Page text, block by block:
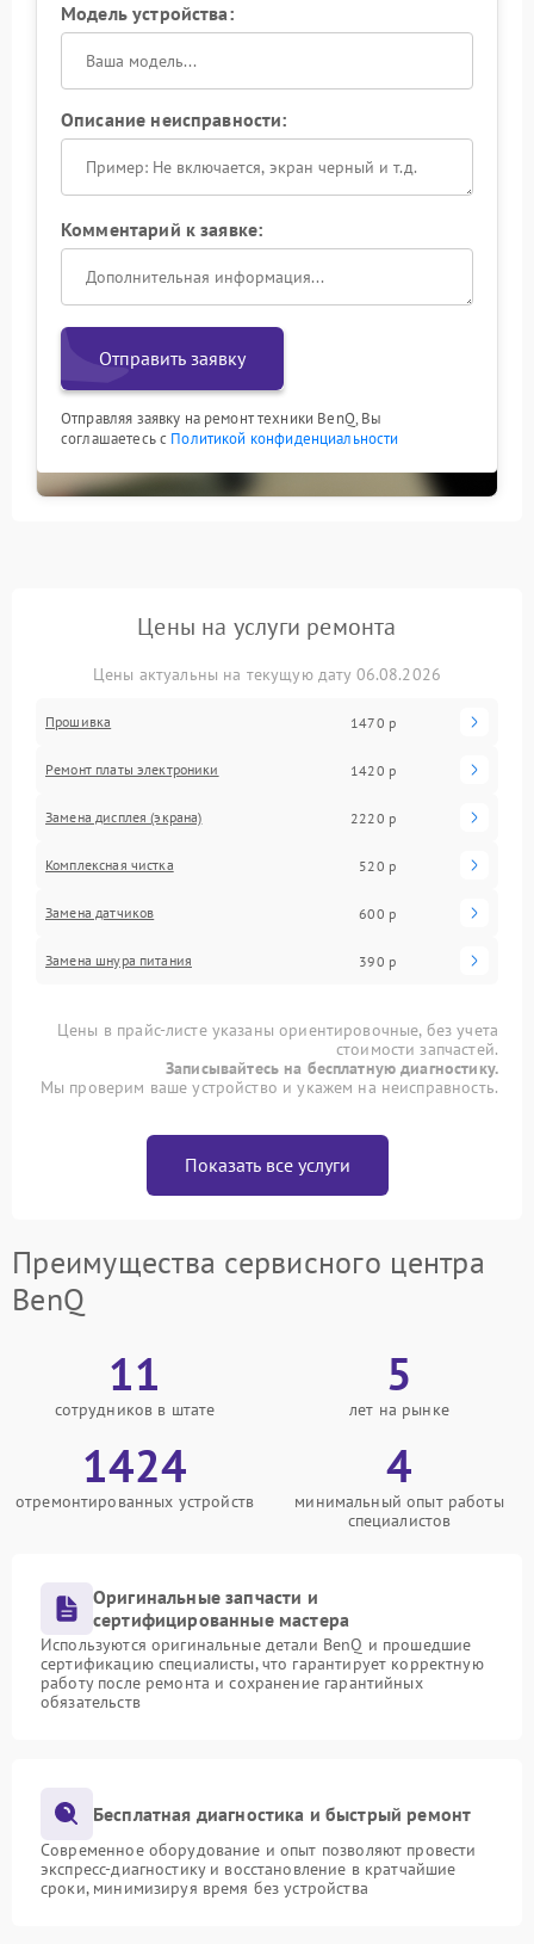
Модель устройства:
Описание неисправности:
Комментарий к заявке:
Отправить заявку
Отправляя заявку на ремонт техники BenQ, Вы
соглашаетесь с Политикой конфиденциальности
Цены на услуги ремонта
Цены актуальны на текущую дату 06.08.2026
Прошивка 1470 р
Ремонт платы электроники 1420 р
Замена дисплея (экрана) 2220 р
Комплексная чистка 520 р
Замена датчиков 600 р
Замена шнура питания 390 р
Цены в прайс-листе указаны ориентировочные, без учета
стоимости запчастей.
Записывайтесь на бесплатную диагностику.
Мы проверим ваше устройство и укажем на неисправность.
Показать все услуги
Преимущества сервисного центра
BenQ
11
сотрудников в штате
5
лет на рынке
1424
отремонтированных устройств
4
минимальный опыт работы
специалистов
Оригинальные запчасти и
сертифицированные мастера
Используются оригинальные детали BenQ и прошедшие
сертификацию специалисты, что гарантирует корректную
работу после ремонта и сохранение гарантийных
обязательств
Бесплатная диагностика и быстрый ремонт
Современное оборудование и опыт позволяют провести
экспресс-диагностику и восстановление в кратчайшие
сроки, минимизируя время без устройства